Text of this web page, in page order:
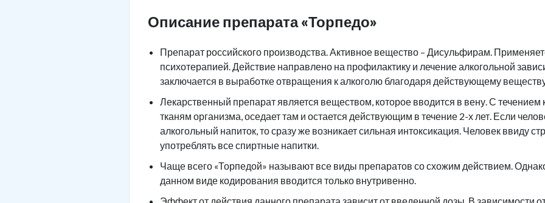
Описание препарата «Торпедо»
Препарат российского производства. Активное вещество – Дисульфирам.
психотерапией. Действие направлено на профилактику и лечение алкогольной
заключается в выработке отвращения к алкоголю благодаря действующему
Лекарственный препарат является веществом, которое вводится в вену. С течением
тканям организма, оседает там и остается действующим в течение 2-х лет. Если
алкогольный напиток, то сразу же возникает сильная интоксикация. Человек ввиду
употреблять все спиртные напитки.
Чаще всего «Торпедой» называют все виды препаратов со схожим действием.
данном виде кодирования вводится только внутривенно.